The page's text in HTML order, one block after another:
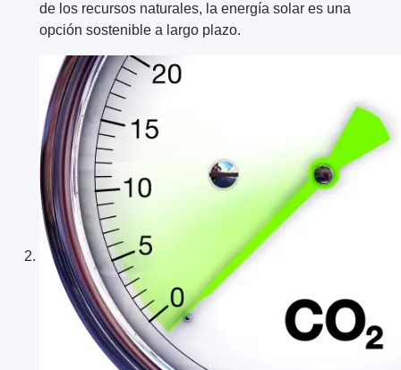
de los recursos naturales, la energía solar es una
opción sostenible a largo plazo.